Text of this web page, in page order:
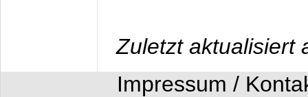
Zuletzt aktualisiert
Impressum /